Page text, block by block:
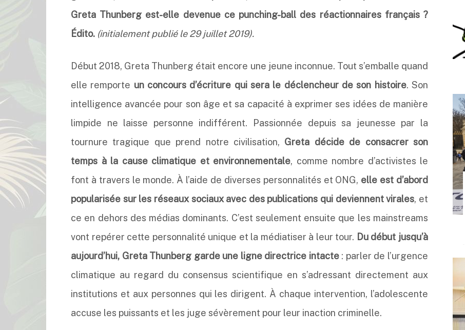
Greta Thunberg est-elle devenue ce punching-ball des réactionnaires français ?
Édito. (initialement publié le 29 juillet 2019).
Début 2018, Greta Thunberg était encore une jeune inconnue. Tout s’emballe quand
elle remporte un concours d’écriture qui sera le déclencheur de son histoire. Son
intelligence avancée pour son âge et sa capacité à exprimer ses idées de manière
limpide ne laisse personne indifférent. Passionnée depuis sa jeunesse par la
tournure tragique que prend notre civilisation, Greta décide de consacrer son
temps à la cause climatique et environnementale, comme nombre d’activistes le
font à travers le monde. À l’aide de diverses personnalités et ONG, elle est d’abord
popularisée sur les réseaux sociaux avec des publications qui deviennent virales, et
ce en dehors des médias dominants. C’est seulement ensuite que les mainstreams
vont repérer cette personnalité unique et la médiatiser à leur tour. Du début jusqu’à
aujourd’hui, Greta Thunberg garde une ligne directrice intacte: parler de l’urgence
climatique au regard du consensus scientifique en s’adressant directement aux
institutions et aux personnes qui les dirigent. À chaque intervention, l’adolescente
accuse les puissants et les juge sévèrement pour leur inaction criminelle.